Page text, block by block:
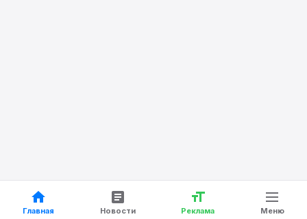
Главная Новости Реклама Меню